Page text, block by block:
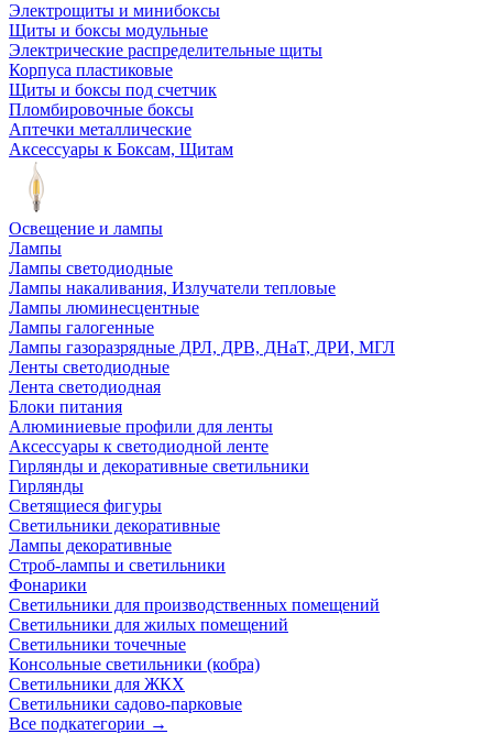
Электрощиты и минибоксы
Щиты и боксы модульные
Электрические распределительные щиты
Корпуса пластиковые
Щиты и боксы под счетчик
Пломбировочные боксы
Аптечки металлические
Аксессуары к Боксам, Щитам
Освещение и лампы
Лампы
Лампы светодиодные
Лампы накаливания, Излучатели тепловые
Лампы люминесцентные
Лампы галогенные
Лампы газоразрядные ДРЛ, ДРВ, ДНаТ, ДРИ, МГЛ
Ленты светодиодные
Лента светодиодная
Блоки питания
Алюминиевые профили для ленты
Аксессуары к светодиодной ленте
Гирлянды и декоративные светильники
Гирлянды
Светящиеся фигуры
Светильники декоративные
Лампы декоративные
Строб-лампы и светильники
Фонарики
Светильники для производственных помещений
Светильники для жилых помещений
Светильники точечные
Консольные светильники (кобра)
Светильники для ЖКХ
Светильники садово-парковые
Все подкатегории →